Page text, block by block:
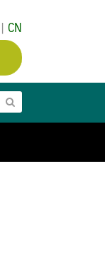
| CN